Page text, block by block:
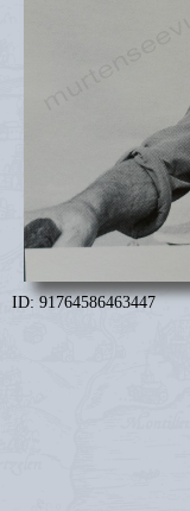
ID: 91764586463447